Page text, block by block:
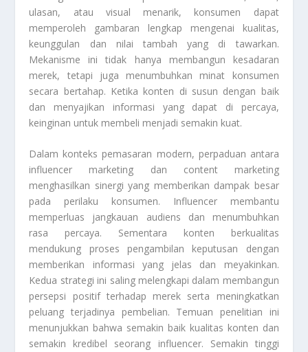
ulasan, atau visual menarik, konsumen dapat
memperoleh gambaran lengkap mengenai kualitas,
keunggulan dan nilai tambah yang di tawarkan.
Mekanisme ini tidak hanya membangun kesadaran
merek, tetapi juga menumbuhkan minat konsumen
secara bertahap. Ketika konten di susun dengan baik
dan menyajikan informasi yang dapat di percaya,
keinginan untuk membeli menjadi semakin kuat.
Dalam konteks pemasaran modern, perpaduan antara
influencer marketing dan content marketing
menghasilkan sinergi yang memberikan dampak besar
pada perilaku konsumen. Influencer membantu
memperluas jangkauan audiens dan menumbuhkan
rasa percaya. Sementara konten berkualitas
mendukung proses pengambilan keputusan dengan
memberikan informasi yang jelas dan meyakinkan.
Kedua strategi ini saling melengkapi dalam membangun
persepsi positif terhadap merek serta meningkatkan
peluang terjadinya pembelian. Temuan penelitian ini
menunjukkan bahwa semakin baik kualitas konten dan
semakin kredibel seorang influencer. Semakin tinggi